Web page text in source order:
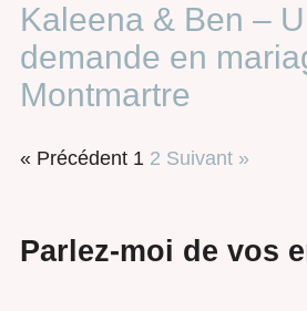
Kaleena & Ben –
demande en
Montmartre​
« Précédent 1 2 Suivant »
Parlez-moi de vos